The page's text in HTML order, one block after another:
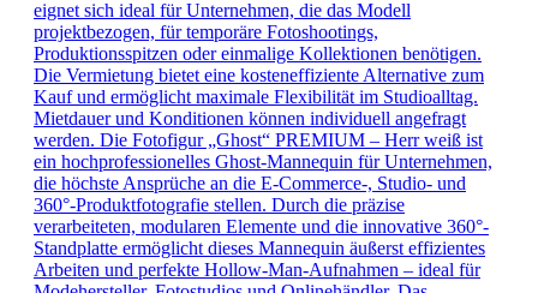
eignet sich ideal für Unternehmen, die das Modell
projektbezogen, für temporäre Fotoshootings,
Produktionsspitzen oder einmalige Kollektionen benötigen.
Die Vermietung bietet eine kosteneffiziente Alternative zum
Kauf und ermöglicht maximale Flexibilität im Studioalltag.
Mietdauer und Konditionen können individuell angefragt
werden. Die Fotofigur „Ghost“ PREMIUM – Herr weiß ist
ein hochprofessionelles Ghost-Mannequin für Unternehmen,
die höchste Ansprüche an die E-Commerce-, Studio- und
360°-Produktfotografie stellen. Durch die präzise
verarbeiteten, modularen Elemente und die innovative 360°-
Standplatte ermöglicht dieses Mannequin äußerst effizientes
Arbeiten und perfekte Hollow-Man-Aufnahmen – ideal für